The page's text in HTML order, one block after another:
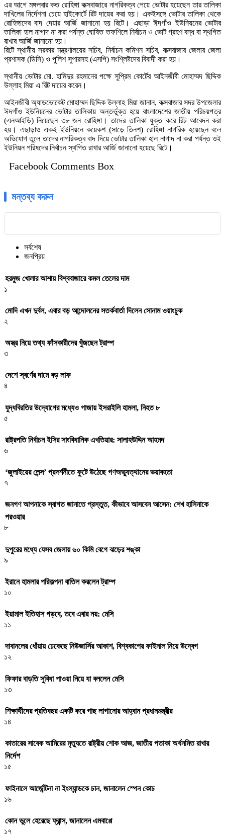
এর আগে মঙ্গলবার কত রোহিঙ্গা কক্সবাজারে নাগরিকত্ব পেয়ে ভোটার হয়েছেন তার তালিকা
দাখিলের নির্দেশনা চেয়ে হাইকোর্টে রিট দায়ের করা হয়। একইসঙ্গে ভোটার তালিকা থেকে
রোহিঙ্গাদের বাদ দেয়ার আর্জি জানানো হয় রিটে। এছাড়া ঈদগাঁও ইউনিয়নের ভোটার
তালিকা হাল নাগাদ না করা পর্যন্ত ঘোষিত তফশিলে নির্বাচন ও ভোট গ্রহণ বন্ধ বা স্থগিত
রাখার আর্জি জানানো হয়।
রিটে স্থানীয় সরকার মন্ত্রণালয়ের সচিব, নির্বাচন কমিশন সচিব, কক্সবাজার জেলার জেলা
প্রশাসক (ডিসি) ও পুলিশ সুপারসহ (এসপি) সংশ্লিষ্টদের বিবাদী করা হয়।
স্থানীয় ভোটার মো. হামিদুর রহমানের পক্ষে সুপ্রিম কোর্টের আইনজীবী মোহাম্মদ ছিদ্দিক
উল্লাহ মিয়া এ রিট দায়ের করেন।
আইনজীবী অ্যাডভোকেট মোহাম্মদ ছিদ্দিক উল্লাহ মিয়া জানান, কক্সবাজার সদর উপজেলার
ঈদগাঁও ইউনিয়নের ভোটার তালিকায় অন্তর্ভুক্ত হয়ে বাংলাদেশের জাতীয় পরিচয়পত্র
(এনআইডি) নিয়েছেন ৩৮ জন রোহিঙ্গা। তাদের তালিকা যুক্ত করে রিট আবেদন করা
হয়। এছাড়াও একই ইউনিয়নে কয়েকশ (সাড়ে তিনশ) রোহিঙ্গা নাগরিক হয়েছেন বলে
অভিযোগ তুলে তাদের নাগরিকত্ব বাদ দিয়ে ভোটার তালিকা হাল নাগাদ না করা পর্যন্ত ওই
ইউনিয়ন পরিষদের নির্বাচন স্থগিত রাখার আর্জি জানানো হয়েছে রিটে।
Facebook Comments Box
মন্তব্য করুন
সর্বশেষ
জনপ্রিয়
হরমুজ খোলার আশায় বিশ্ববাজারে কমল তেলের দাম
১
মোদি এখন দুর্বল, এবার বড় আন্দোলনের সতর্কবার্তা দিলেন সোনাম ওয়াংচুক
২
অস্ত্র নিয়ে তথ্য ফাঁসকারীদের খুঁজছেন ট্রাম্প
৩
দেশে স্বর্ণের দামে বড় লাফ
৪
যুদ্ধবিরতির উদ্যোগের মধ্যেও গাজায় ইসরাইলি হামলা, নিহত ৮
৫
রাষ্ট্রপতি নির্বাচন ইসির সাংবিধানিক এখতিয়ার: সালাহউদ্দিন আহমদ
৬
‘জুলাইয়ের লেন্স’ প্রদর্শনীতে ফুটে উঠেছে গণঅভ্যুত্থানের ভয়াবহতা
৭
জনগণ আপনাকে স্বাগত জানাতে প্রস্তুত, কীভাবে আসবেন আসেন: শেখ হাসিনাকে
পরওয়ার
৮
দুপুরের মধ্যে যেসব জেলায় ৬০ কিমি বেগে ঝড়ের শঙ্কা
৯
ইরানে হামলার পরিকল্পনা বাতিল করলেন ট্রাম্প
১০
ইয়ামাল ইতিহাস গড়বে, তবে এবার নয়: মেসি
১১
দাবানলের ধোঁয়ায় ঢেকেছে নিউজার্সির আকাশ, বিশ্বকাপের ফাইনাল নিয়ে উদ্বেগ
১২
ফিফার বাড়তি সুবিধা পাওয়া নিয়ে যা বললেন মেসি
১৩
শিক্ষার্থীদের প্রতিবছর একটি করে গাছ লাগানোর আহ্বান প্রধানমন্ত্রীর
১৪
কাতারের সাবেক আমিরের মৃত্যুতে রাষ্ট্রীয় শোক আজ, জাতীয় পতাকা অর্ধনমিত রাখার
নির্দেশ
১৫
ফাইনালে আর্জেন্টিনা না ইংল্যান্ডকে চান, জানালেন স্পেন কোচ
১৬
কোন ভুলে হেরেছে ফ্রান্স, জানালেন এমবাপ্পে
১৭